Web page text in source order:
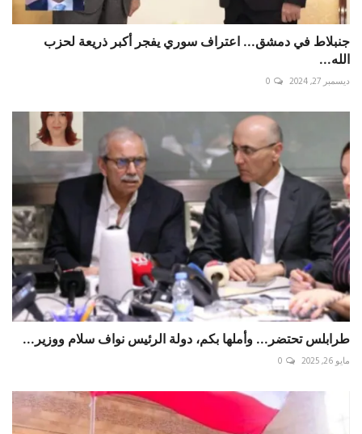
جنبلاط في دمشق... اعتراف سوري يفجر أكبر ذريعة لحزب
الله...
ديسمبر 27, 2024 0
طرابلس تحتضر... وأملها بكم، دولة الرئيس نواف سلام ووزير...
مايو 26, 2025 0